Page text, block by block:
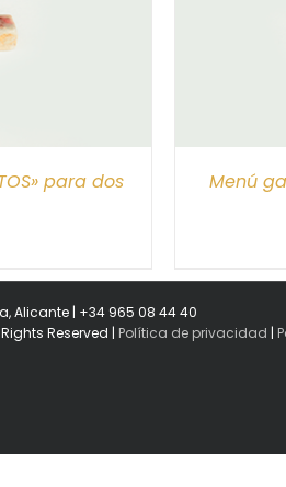
para dos
Menú
Alicante | +34 965 08 44 40
Reserved | Política de privacidad |